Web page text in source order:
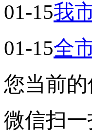
01-15我
01-15全
您当前的
微信扫